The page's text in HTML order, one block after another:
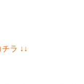
ラ ↓↓